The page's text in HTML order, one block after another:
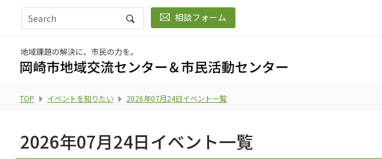
相談フォーム
TOP イベントを知りたい 2026年07月24日イベント一覧
2026年07月24日イベント一覧